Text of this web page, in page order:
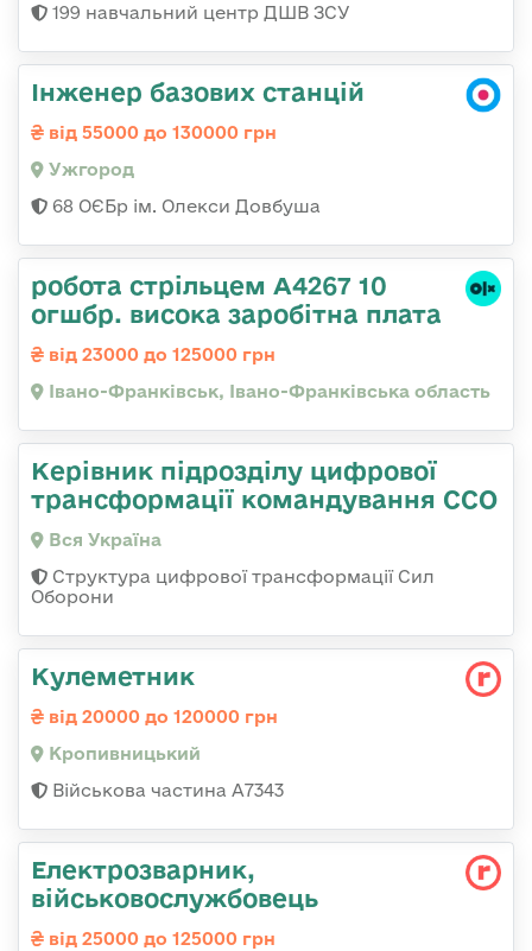
199 навчальний центр ДШВ ЗСУ
Інженер базових станцій
від 55000 до 130000 грн
Ужгород
68 ОЄБр ім. Олекси Довбуша
робота стрільцем А4267 10
огшбр. висока заробітна плата
від 23000 до 125000 грн
Івано-Франківськ, Івано-Франківська область
Керівник підрозділу цифрової
трансформації командування ССО
Вся Україна
Структура цифрової трансформації Сил
Оборони
Кулеметник
від 20000 до 120000 грн
Кропивницький
Військова частина А7343
Електрозварник,
військовослужбовець
від 25000 до 125000 грн